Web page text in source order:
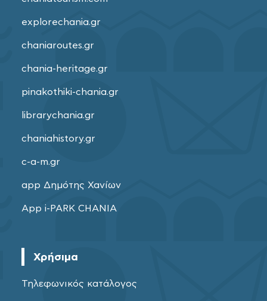
explorechania.gr
chaniaroutes.gr
chania-heritage.gr
pinakothiki-chania.gr
librarychania.gr
chaniahistory.gr
c-a-m.gr
app Δημότης Χανίων
App i-PARK CHANIA
Χρήσιμα
Τηλεφωνικός κατάλογος